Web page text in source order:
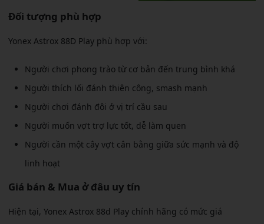
Đối tượng phù hợp
Yonex Astrox 88D Play phù hợp với:
Người chơi phong trào từ cơ bản đến trung bình khá
Người thích lối đánh thiên công, smash mạnh
Người chơi đánh đôi ở vị trí cầu sau
Người muốn vợt trợ lực tốt, dễ làm quen
Người cần một cây vợt cân bằng giữa sức mạnh và độ
linh hoạt
Giá bán & Mua ở đâu uy tín
Hiện tại, Yonex Astrox 88d Play chính hãng có mức giá